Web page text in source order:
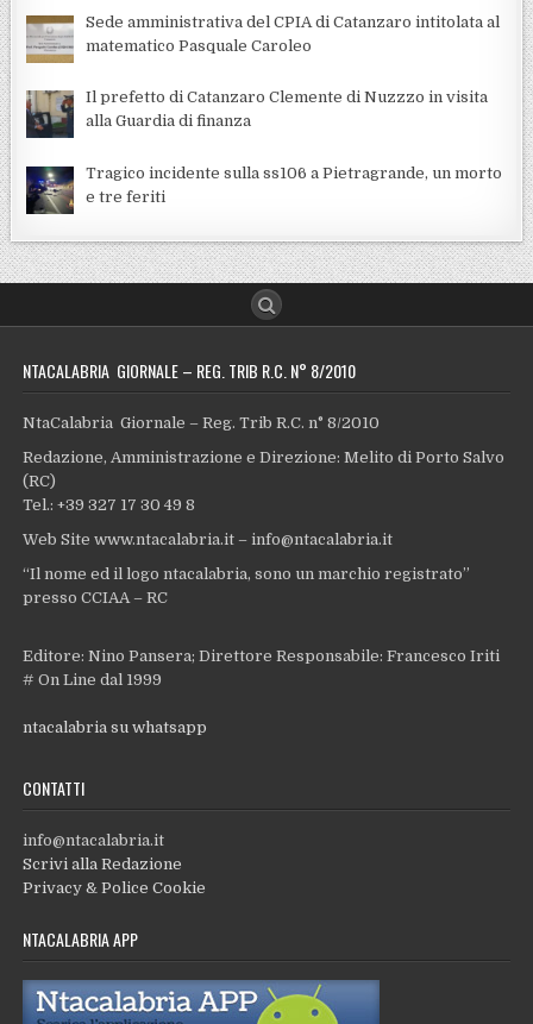
Sede amministrativa del CPIA di Catanzaro intitolata al
matematico Pasquale Caroleo
Il prefetto di Catanzaro Clemente di Nuzzzo in visita
alla Guardia di finanza
Tragico incidente sulla ss106 a Pietragrande, un morto
e tre feriti
NTACALABRIA GIORNALE – REG. TRIB R.C. N° 8/2010
NtaCalabria Giornale – Reg. Trib R.C. n° 8/2010
Redazione, Amministrazione e Direzione: Melito di Porto Salvo
(RC)
Tel.: +39 327 17 30 49 8
Web Site www.ntacalabria.it – info@ntacalabria.it
“Il nome ed il logo ntacalabria, sono un marchio registrato”
presso CCIAA – RC
Editore: Nino Pansera; Direttore Responsabile: Francesco Iriti
# On Line dal 1999
ntacalabria su whatsapp
CONTATTI
info@ntacalabria.it
Scrivi alla Redazione
Privacy & Police Cookie
NTACALABRIA APP